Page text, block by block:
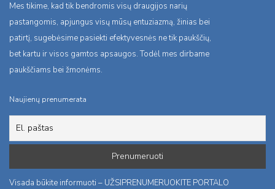
Mes tikime, kad tik bendromis visų draugijos narių
pastangomis, apjungus visų mūsų entuziazmą, žinias bei
patirtį, sugebėsime pasiekti efektyvesnės ne tik paukščių,
bet kartu ir visos gamtos apsaugos. Todėl mes dirbame
paukščiams bei žmonėms.
Naujienų prenumerata
Visada būkite informuoti – UŽSIPRENUMERUOKITE PORTALO